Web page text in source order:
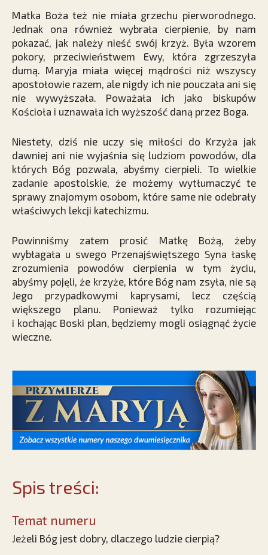
Matka Boża też nie miała grzechu pierworodnego.
Jednak ona również wybrała cierpienie, by nam
pokazać, jak należy nieść swój krzyż. Była wzorem
pokory, przeciwieństwem Ewy, która zgrzeszyła
dumą. Maryja miała więcej mądrości niż wszyscy
apostołowie razem, ale nigdy ich nie pouczała ani się
nie wywyższała. Poważała ich jako biskupów
Kościoła i uznawała ich wyższość daną przez Boga.
Niestety, dziś nie uczy się miłości do Krzyża jak
dawniej ani nie wyjaśnia się ludziom powodów, dla
których Bóg pozwala, abyśmy cierpieli. To wielkie
zadanie apostolskie, że możemy wytłumaczyć te
sprawy znajomym osobom, które same nie odebrały
właściwych lekcji katechizmu.
Powinniśmy zatem prosić Matkę Bożą, żeby
wybłagała u swego Przenajświętszego Syna łaskę
zrozumienia powodów cierpienia w tym życiu,
abyśmy pojęli, że krzyże, które Bóg nam zsyła, nie są
Jego przypadkowymi kaprysami, lecz częścią
większego planu. Ponieważ tylko rozumiejąc
i kochając Boski plan, będziemy mogli osiągnąć życie
wieczne.
Spis treści:
Temat numeru
Jeżeli Bóg jest dobry, dlaczego ludzie cierpią?